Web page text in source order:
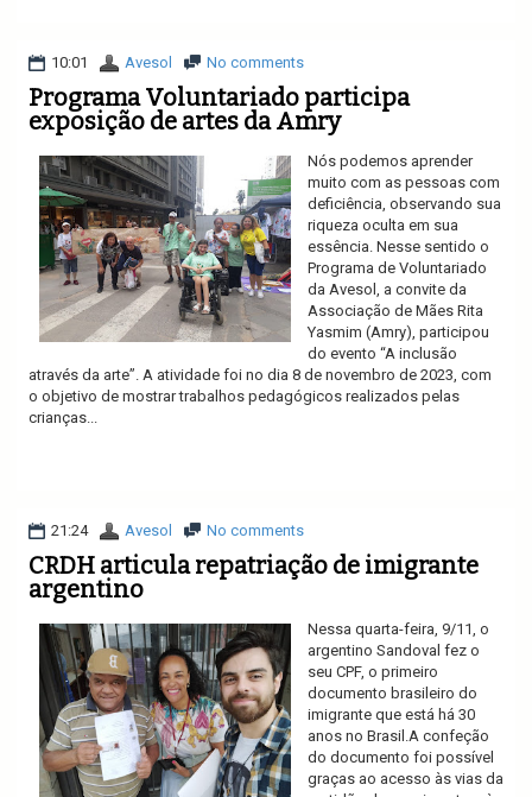
10:01 Avesol No comments
Programa Voluntariado participa
exposição de artes da Amry
Nós podemos aprender
muito com as pessoas com
deficiência, observando sua
riqueza oculta em sua
essência. Nesse sentido o
Programa de Voluntariado
da Avesol, a convite da
Associação de Mães Rita
Yasmim (Amry), participou
do evento “A inclusão
através da arte”. A atividade foi no dia 8 de novembro de 2023, com
o objetivo de mostrar trabalhos pedagógicos realizados pelas
crianças...
21:24 Avesol No comments
CRDH articula repatriação de imigrante
argentino
Nessa quarta-feira, 9/11, o
argentino Sandoval fez o
seu CPF, o primeiro
documento brasileiro do
imigrante que está há 30
anos no Brasil.A confeção
do documento foi possível
graças ao acesso às vias da